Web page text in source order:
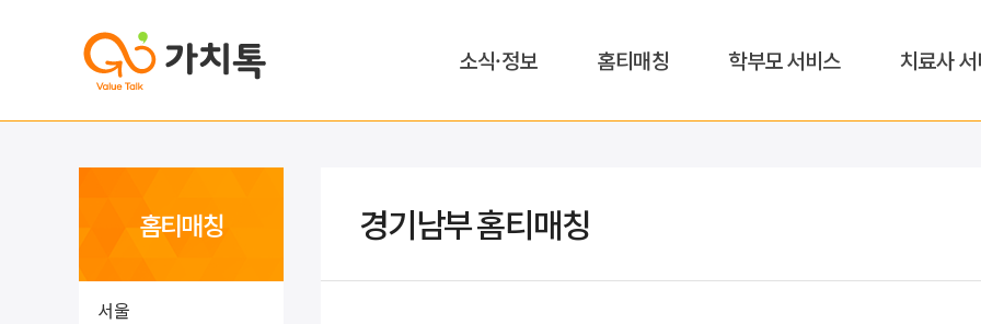
소식·정보 홈티매칭 학부모 서비스 치료사
홈티매칭
서울
경기남부 홈티매칭